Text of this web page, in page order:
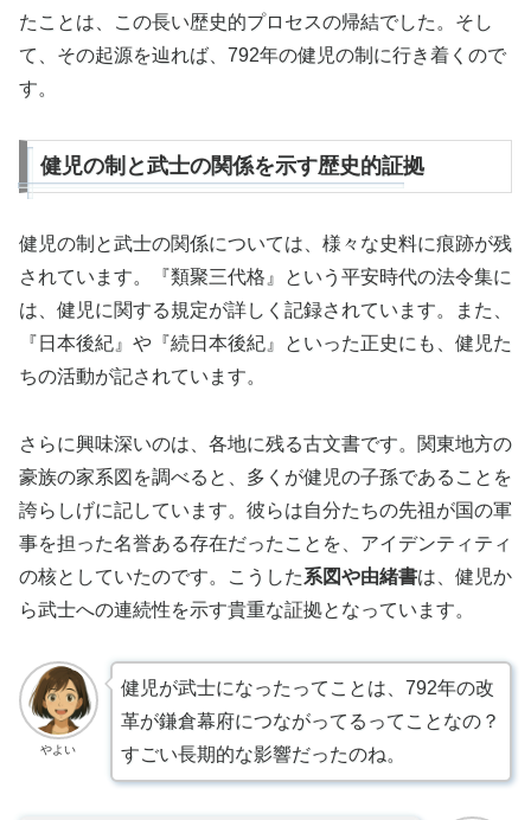
たことは、この長い歴史的プロセスの帰結でした。そし
て、その起源を辿れば、792年の健児の制に行き着くので
す。
健児の制と武士の関係を示す歴史的証拠
健児の制と武士の関係については、様々な史料に痕跡が残
されています。『類聚三代格』という平安時代の法令集に
は、健児に関する規定が詳しく記録されています。また、
『日本後紀』や『続日本後紀』といった正史にも、健児た
ちの活動が記されています。
さらに興味深いのは、各地に残る古文書です。関東地方の
豪族の家系図を調べると、多くが健児の子孫であることを
誇らしげに記しています。彼らは自分たちの先祖が国の軍
事を担った名誉ある存在だったことを、アイデンティティ
の核としていたのです。こうした系図や由緒書は、健児か
ら武士への連続性を示す貴重な証拠となっています。
やよい
健児が武士になったってことは、792年の改
革が鎌倉幕府につながってるってことなの？
すごい長期的な影響だったのね。